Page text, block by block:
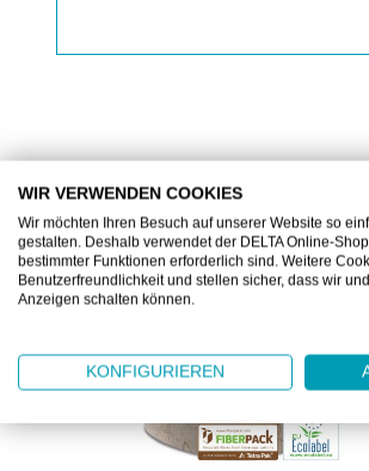
WIR VERWENDEN COOKIES
Wir möchten Ihren Besuch auf unserer Website so
gestalten. Deshalb verwendet der DELTA Online-
bestimmter Funktionen erforderlich sind. Weitere
Benutzerfreundlichkeit und stellen sicher, dass wir
Anzeigen schalten können.
KONFIGURIEREN